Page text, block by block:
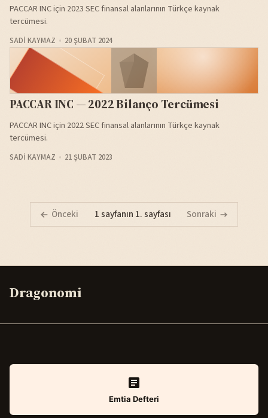
PACCAR INC için 2023 SEC finansal alanlarının Türkçe kaynak
tercümesi.
SADI KAYMAZ 20 ŞUBAT 2024
PACCAR INC — 2022 Bilanço Tercümesi
PACCAR INC için 2022 SEC finansal alanlarının Türkçe kaynak
tercümesi.
SADI KAYMAZ 21 ŞUBAT 2023
Önceki 1 sayfanın 1. sayfası Sonraki
Dragonomi
Emtia Defteri